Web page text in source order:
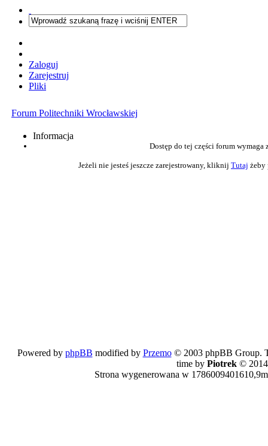
Zaloguj
Zarejestruj
Pliki
Forum Politechniki Wrocławskiej
Informacja
Dostęp do tej części forum wymaga
Jeżeli nie jesteś jeszcze zarejestrowany, kliknij Tutaj żeby
Powered by phpBB modified by Przemo© 2003 phpBB Group.
time by Piotrek © 2014
Strona wygenerowana w